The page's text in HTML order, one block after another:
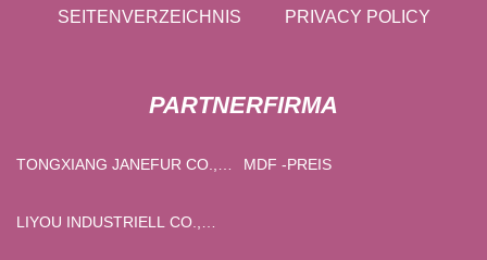
SEITENVERZEICHNIS PRIVACY POLICY
PARTNERFIRMA
TONGXIANG JANEFUR CO.,
MDF -PREIS
LIYOU INDUSTRIELL CO.,